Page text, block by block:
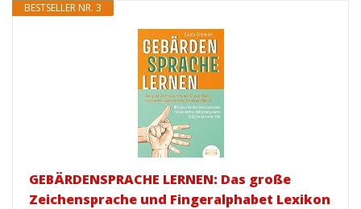
BESTSELLER NR. 3
GEBÄRDENSPRACHE LERNEN: Das große
Zeichensprache und Fingeralphabet Lexikon